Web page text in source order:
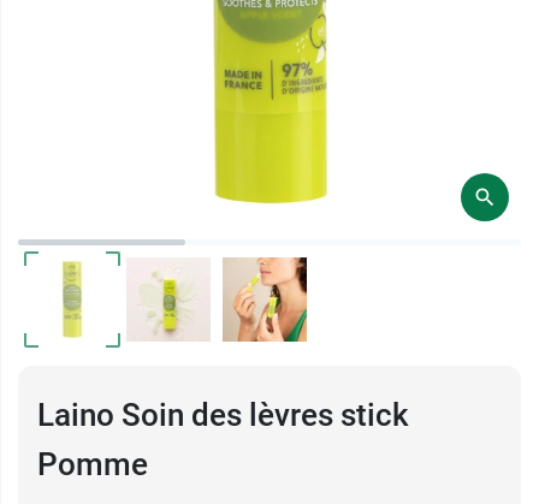
Laino Soin des lèvres stick
Pomme